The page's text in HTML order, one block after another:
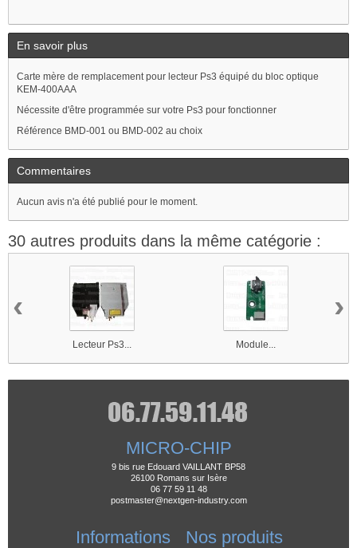
En savoir plus
Carte mère de remplacement pour lecteur Ps3 équipé du bloc optique
KEM-400AAA
Nécessite d'être programmée sur votre Ps3 pour fonctionner
Référence BMD-001 ou BMD-002 au choix
Commentaires
Aucun avis n'a été publié pour le moment.
30 autres produits dans la même catégorie :
Lecteur Ps3... Module...
‹ ›
MICRO-CHIP
9 bis rue Edouard VAILLANT BP58
26100 Romans sur Isère
06 77 59 11 48
postmaster@nextgen-industry.com
Informations Nos produits